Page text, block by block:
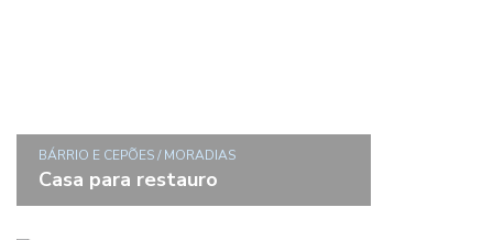
BÁRRIO E CEPÕES / MORADIAS
Casa para restauro